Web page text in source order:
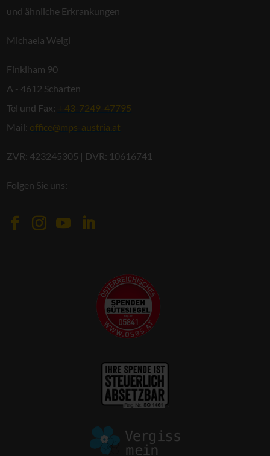
und ähnliche Erkrankungen
Michaela Weigl
Finklham 90
A - 4612 Scharten
Tel und Fax: + 43-7249-47795
Mail: office@mps-austria.at
ZVR: 423245305 | DVR: 10616741
Folgen Sie uns: